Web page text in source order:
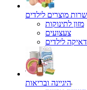
מוצרים לילדים
מזון לתינוקות
צעצועים
לילדים
היגיינה ובריאות